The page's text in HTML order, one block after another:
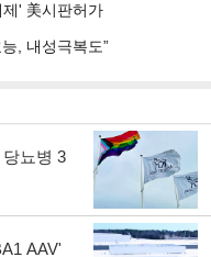
' 美시판허가
, 내성극복도”
뇨병 3
AAV'